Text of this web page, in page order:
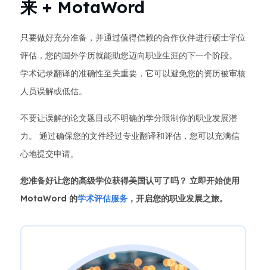
来 + MotaWord
只要做好充分准备，并通过值得信赖的合作伙伴进行硕士学位
评估，您的国外学历就能助您迈向职业生涯的下一个阶段。
学术记录翻译的准确性至关重要，它可以避免您的资历被审核
人员误解或低估。
不要让误解的论文题目或不明确的学分限制你的职业发展潜
力。 通过确保您的文件经过专业翻译和评估，您可以充满信
心地提交申请。
您准备好让您的高级学位获得美国认可了吗？ 立即开始使用
MotaWord 的学术评估服务 ，开启您的职业发展之旅。